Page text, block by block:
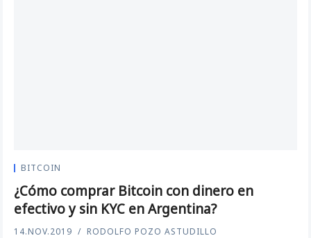
BITCOIN
¿Cómo comprar Bitcoin con dinero en
efectivo y sin KYC en Argentina?
14.NOV.2019 RODOLFO POZO ASTUDILLO